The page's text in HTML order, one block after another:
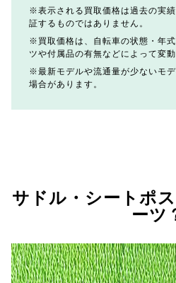
表示される買取価格は過去の実
証するものではありません。
買取価格は、自転車の状態・年
ツや付属品の有無などによって変動
最新モデルや流通量が少ないモ
場合があります。
サドル・シートポ
ーツ